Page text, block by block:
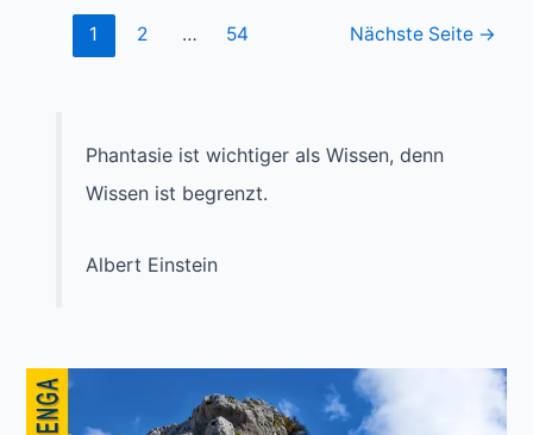
Fotografieren
Seitennummerierung
1 2 … 54 Nächste Seite →
Phantasie ist wichtiger als Wissen, denn
Wissen ist begrenzt.
Albert Einstein